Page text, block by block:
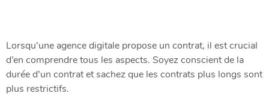
Lorsqu’une agence digitale propose un contrat, il est crucial
d’en comprendre tous les aspects. Soyez conscient de la
durée d’un contrat et sachez que les contrats plus longs sont
plus restrictifs.